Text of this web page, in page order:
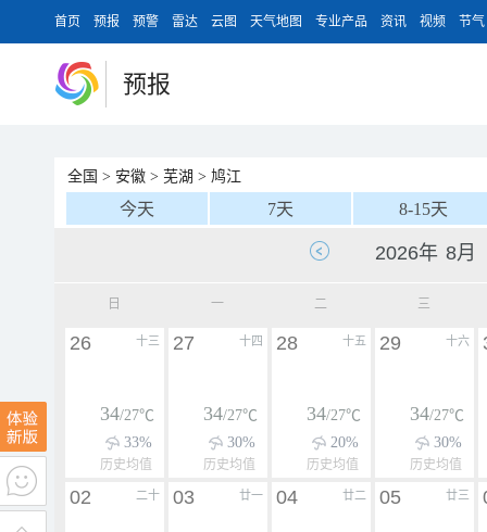
首页 预报 预警 雷达 云图 天气地图 专业产品 资讯 视频 节气
预报
全国 > 安徽 > 芜湖 > 鸠江
今天 7天 8-15天
日 一 二 三
十三
26
34/27℃
33%
历史均值
十四
27
34/27℃
30%
历史均值
十五
28
34/27℃
20%
历史均值
十六
29
34/27℃
30%
历史均值
二十
02 廿一
03 廿二
04 廿三
05